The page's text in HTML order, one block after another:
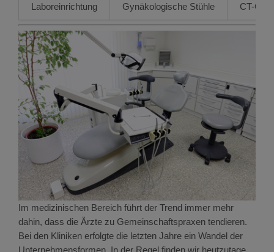
Laboreinrichtung Gynäkologische Stühle CT-
Im medizinischen Bereich führt der Trend immer mehr
dahin, dass die Ärzte zu Gemeinschaftspraxen tendieren.
Bei den Kliniken erfolgte die letzten Jahre ein Wandel der
Unternehmensformen. In der Regel finden wir heutzutage